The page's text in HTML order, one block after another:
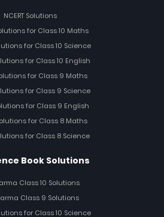
NCERT Solutions
for Class 10 Maths
for Class 10 Science
for Class 10 English
for Class 9 Maths
for Class 9 Science
for Class 9 English
for Class 8 Maths
for Class 8 Science
Book Solutions
Class 10 Solutions
Class 9 Solutions
for Class 10 Science